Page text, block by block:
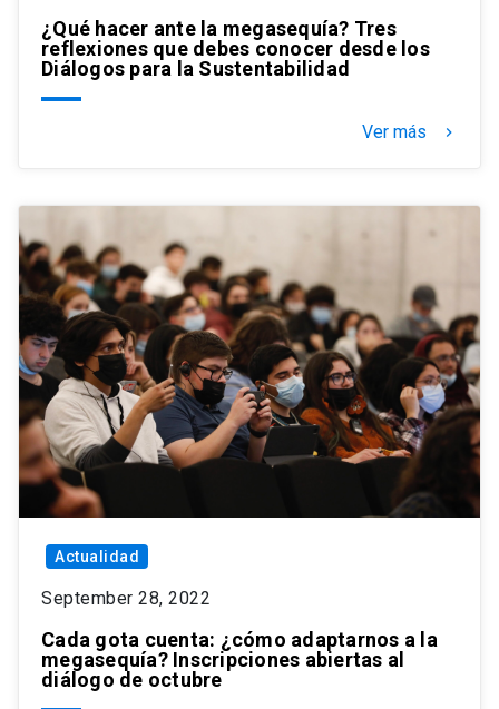
¿Qué hacer ante la megasequía? Tres
reflexiones que debes conocer desde los
Diálogos para la Sustentabilidad
Ver más keyboard_arrow_right
Actualidad
September 28, 2022
Cada gota cuenta: ¿cómo adaptarnos a la
megasequía? Inscripciones abiertas al
diálogo de octubre